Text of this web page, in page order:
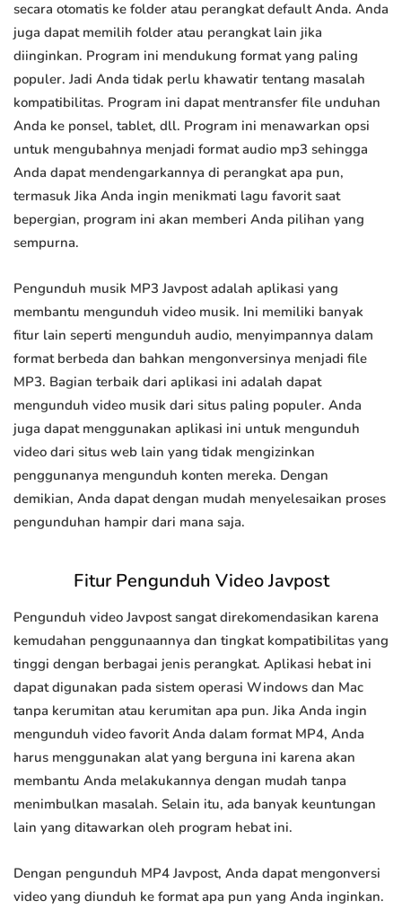
secara otomatis ke folder atau perangkat default Anda. Anda
juga dapat memilih folder atau perangkat lain jika
diinginkan. Program ini mendukung format yang paling
populer. Jadi Anda tidak perlu khawatir tentang masalah
kompatibilitas. Program ini dapat mentransfer file unduhan
Anda ke ponsel, tablet, dll. Program ini menawarkan opsi
untuk mengubahnya menjadi format audio mp3 sehingga
Anda dapat mendengarkannya di perangkat apa pun,
termasuk Jika Anda ingin menikmati lagu favorit saat
bepergian, program ini akan memberi Anda pilihan yang
sempurna.
Pengunduh musik MP3 Javpost adalah aplikasi yang
membantu mengunduh video musik. Ini memiliki banyak
fitur lain seperti mengunduh audio, menyimpannya dalam
format berbeda dan bahkan mengonversinya menjadi file
MP3. Bagian terbaik dari aplikasi ini adalah dapat
mengunduh video musik dari situs paling populer. Anda
juga dapat menggunakan aplikasi ini untuk mengunduh
video dari situs web lain yang tidak mengizinkan
penggunanya mengunduh konten mereka. Dengan
demikian, Anda dapat dengan mudah menyelesaikan proses
pengunduhan hampir dari mana saja.
Fitur Pengunduh Video Javpost
Pengunduh video Javpost sangat direkomendasikan karena
kemudahan penggunaannya dan tingkat kompatibilitas yang
tinggi dengan berbagai jenis perangkat. Aplikasi hebat ini
dapat digunakan pada sistem operasi Windows dan Mac
tanpa kerumitan atau kerumitan apa pun. Jika Anda ingin
mengunduh video favorit Anda dalam format MP4, Anda
harus menggunakan alat yang berguna ini karena akan
membantu Anda melakukannya dengan mudah tanpa
menimbulkan masalah. Selain itu, ada banyak keuntungan
lain yang ditawarkan oleh program hebat ini.
Dengan pengunduh MP4 Javpost, Anda dapat mengonversi
video yang diunduh ke format apa pun yang Anda inginkan.